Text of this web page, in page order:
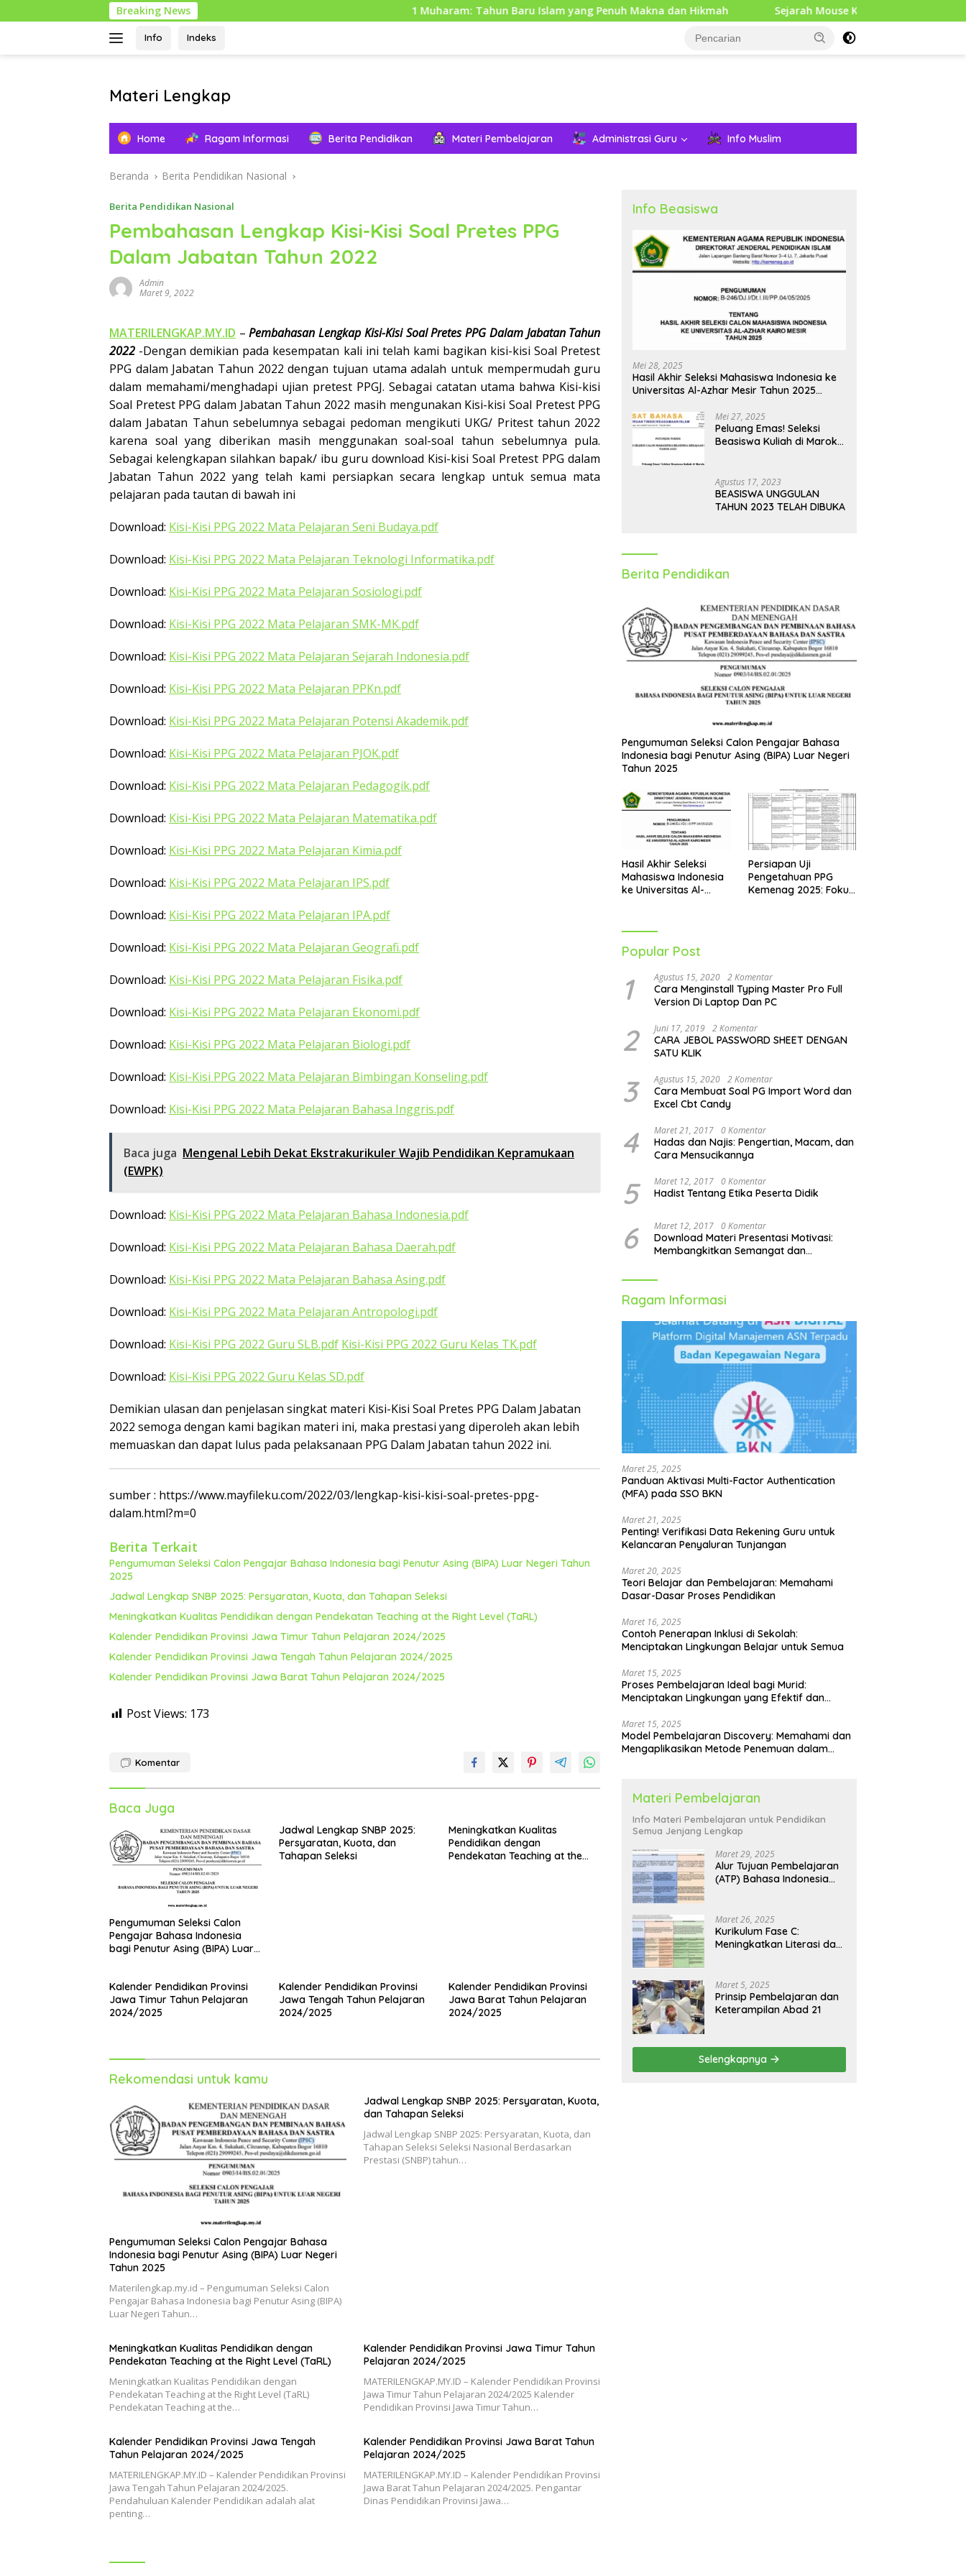
ke
Breaking News 1 Muharam: Tahun Baru Islam yang Penuh Makna dan Hikmah Sejarah Mouse Komputer: Dari Penemuan Awal
Info Indeks
Materi Lengkap
Pendidikan
Lengkap
Home Ragam Informasi Berita Pendidikan Materi Pembelajaran Administrasi Guru Info Muslim
Beranda Berita Pendidikan Nasional
Berita Pendidikan Nasional
Pembahasan Lengkap Kisi-Kisi Soal Pretes PPG
Dalam Jabatan Tahun 2022
Admin
Maret 9, 2022
MATERILENGKAP.MY.ID –Pembahasan Lengkap Kisi-Kisi Soal Pretes PPG Dalam Jabatan Tahun
2022 -Dengan demikian pada kesempatan kali ini telah kami bagikan kisi-kisi Soal Pretest
PPG dalam Jabatan Tahun 2022 dengan tujuan utama adalah untuk mempermudah guru
dalam memahami/menghadapi ujian pretest PPGJ. Sebagai catatan utama bahwa Kisi-kisi
Soal Pretest PPG dalam Jabatan Tahun 2022 masih mengunakan Kisi-kisi Soal Pretest PPG
dalam Jabatan Tahun sebelumnya sebagai pedoman mengikuti UKG/ Pritest tahun 2022
karena soal yang diberikan masih menggunakan soal-soal tahun sebelumnya pula.
Sebagai kelengkapan silahkan bapak/ ibu guru download Kisi-kisi Soal Pretest PPG dalam
Jabatan Tahun 2022 yang telah kami persiapkan secara lengkap untuk semua mata
pelajaran pada tautan di bawah ini
Download: Kisi-Kisi PPG 2022 Mata Pelajaran Seni Budaya.pdf
Download: Kisi-Kisi PPG 2022 Mata Pelajaran Teknologi Informatika.pdf
Download: Kisi-Kisi PPG 2022 Mata Pelajaran Sosiologi.pdf
Download: Kisi-Kisi PPG 2022 Mata Pelajaran SMK-MK.pdf
Download: Kisi-Kisi PPG 2022 Mata Pelajaran Sejarah Indonesia.pdf
Download: Kisi-Kisi PPG 2022 Mata Pelajaran PPKn.pdf
Download: Kisi-Kisi PPG 2022 Mata Pelajaran Potensi Akademik.pdf
Download: Kisi-Kisi PPG 2022 Mata Pelajaran PJOK.pdf
Download: Kisi-Kisi PPG 2022 Mata Pelajaran Pedagogik.pdf
Download: Kisi-Kisi PPG 2022 Mata Pelajaran Matematika.pdf
Download: Kisi-Kisi PPG 2022 Mata Pelajaran Kimia.pdf
Download: Kisi-Kisi PPG 2022 Mata Pelajaran IPS.pdf
Download: Kisi-Kisi PPG 2022 Mata Pelajaran IPA.pdf
Download: Kisi-Kisi PPG 2022 Mata Pelajaran Geografi.pdf
Download: Kisi-Kisi PPG 2022 Mata Pelajaran Fisika.pdf
Download: Kisi-Kisi PPG 2022 Mata Pelajaran Ekonomi.pdf
Download: Kisi-Kisi PPG 2022 Mata Pelajaran Biologi.pdf
Download: Kisi-Kisi PPG 2022 Mata Pelajaran Bimbingan Konseling.pdf
Download: Kisi-Kisi PPG 2022 Mata Pelajaran Bahasa Inggris.pdf
Baca juga Mengenal Lebih Dekat Ekstrakurikuler Wajib Pendidikan Kepramukaan
(EWPK)
Download: Kisi-Kisi PPG 2022 Mata Pelajaran Bahasa Indonesia.pdf
Download: Kisi-Kisi PPG 2022 Mata Pelajaran Bahasa Daerah.pdf
Download: Kisi-Kisi PPG 2022 Mata Pelajaran Bahasa Asing.pdf
Download: Kisi-Kisi PPG 2022 Mata Pelajaran Antropologi.pdf
Download: Kisi-Kisi PPG 2022 Guru SLB.pdf Kisi-Kisi PPG 2022 Guru Kelas TK.pdf
Download: Kisi-Kisi PPG 2022 Guru Kelas SD.pdf
Demikian ulasan dan penjelasan singkat materi Kisi-Kisi Soal Pretes PPG Dalam Jabatan
2022 semoga dengan kami bagikan materi ini, maka prestasi yang diperoleh akan lebih
memuaskan dan dapat lulus pada pelaksanaan PPG Dalam Jabatan tahun 2022 ini.
sumber : https://www.mayfileku.com/2022/03/lengkap-kisi-kisi-soal-pretes-ppg-
dalam.html?m=0
Berita Terkait
Pengumuman Seleksi Calon Pengajar Bahasa Indonesia bagi Penutur Asing (BIPA) Luar Negeri Tahun
2025
Jadwal Lengkap SNBP 2025: Persyaratan, Kuota, dan Tahapan Seleksi
Meningkatkan Kualitas Pendidikan dengan Pendekatan Teaching at the Right Level (TaRL)
Kalender Pendidikan Provinsi Jawa Timur Tahun Pelajaran 2024/2025
Kalender Pendidikan Provinsi Jawa Tengah Tahun Pelajaran 2024/2025
Kalender Pendidikan Provinsi Jawa Barat Tahun Pelajaran 2024/2025
Post Views: 173
Komentar
Baca Juga
Pengumuman Seleksi Calon
Pengajar Bahasa Indonesia
bagi Penutur Asing (BIPA) Luar
Jadwal Lengkap SNBP 2025:
Persyaratan, Kuota, dan
Tahapan Seleksi
Meningkatkan Kualitas
Pendidikan dengan
Pendekatan Teaching at the
Kalender Pendidikan Provinsi
Jawa Timur Tahun Pelajaran
2024/2025
Kalender Pendidikan Provinsi
Jawa Tengah Tahun Pelajaran
2024/2025
Kalender Pendidikan Provinsi
Jawa Barat Tahun Pelajaran
2024/2025
Rekomendasi untuk kamu
Pengumuman Seleksi Calon Pengajar Bahasa
Indonesia bagi Penutur Asing (BIPA) Luar Negeri
Tahun 2025
Materilengkap.my.id – Pengumuman Seleksi Calon
Pengajar Bahasa Indonesia bagi Penutur Asing (BIPA)
Luar Negeri Tahun…
Jadwal Lengkap SNBP 2025: Persyaratan, Kuota,
dan Tahapan Seleksi
Jadwal Lengkap SNBP 2025: Persyaratan, Kuota, dan
Tahapan Seleksi Seleksi Nasional Berdasarkan
Prestasi (SNBP) tahun…
Meningkatkan Kualitas Pendidikan dengan
Pendekatan Teaching at the Right Level (TaRL)
Meningkatkan Kualitas Pendidikan dengan
Pendekatan Teaching at the Right Level (TaRL)
Pendekatan Teaching at the…
Kalender Pendidikan Provinsi Jawa Timur Tahun
Pelajaran 2024/2025
MATERILENGKAP.MY.ID – Kalender Pendidikan Provinsi
Jawa Timur Tahun Pelajaran 2024/2025 Kalender
Pendidikan Provinsi Jawa Timur Tahun…
Kalender Pendidikan Provinsi Jawa Tengah
Tahun Pelajaran 2024/2025
MATERILENGKAP.MY.ID – Kalender Pendidikan Provinsi
Jawa Tengah Tahun Pelajaran 2024/2025.
Pendahuluan Kalender Pendidikan adalah alat
penting…
Kalender Pendidikan Provinsi Jawa Barat Tahun
Pelajaran 2024/2025
MATERILENGKAP.MY.ID – Kalender Pendidikan Provinsi
Jawa Barat Tahun Pelajaran 2024/2025. Pengantar
Dinas Pendidikan Provinsi Jawa…
Info Beasiswa
Mei 28, 2025
Hasil Akhir Seleksi Mahasiswa Indonesia ke
Universitas Al-Azhar Mesir Tahun 2025
Mei 27, 2025
Peluang Emas! Seleksi
Beasiswa Kuliah di Maroko
Agustus 17, 2023
BEASISWA UNGGULAN
TAHUN 2023 TELAH DIBUKA
Berita Pendidikan
Pengumuman Seleksi Calon Pengajar Bahasa
Indonesia bagi Penutur Asing (BIPA) Luar Negeri
Tahun 2025
Hasil Akhir Seleksi
Mahasiswa Indonesia
ke Universitas Al-
Persiapan Uji
Pengetahuan PPG
Kemenag 2025: Fokus
Popular Post
1 Agustus 15, 2020 2 Komentar
Cara Menginstall Typing Master Pro Full
Version Di Laptop Dan PC
2 Juni 17, 2019 2 Komentar
CARA JEBOL PASSWORD SHEET DENGAN
SATU KLIK
3 Agustus 15, 2020 2 Komentar
Cara Membuat Soal PG Import Word dan
Excel Cbt Candy
4 Maret 21, 2017 0 Komentar
Hadas dan Najis: Pengertian, Macam, dan
Cara Mensucikannya
5 Maret 12, 2017 0 Komentar
Hadist Tentang Etika Peserta Didik
6 Maret 12, 2017 0 Komentar
Download Materi Presentasi Motivasi:
Membangkitkan Semangat dan
Ragam Informasi
Maret 25, 2025
Panduan Aktivasi Multi-Factor Authentication
(MFA) pada SSO BKN
Maret 21, 2025
Penting! Verifikasi Data Rekening Guru untuk
Kelancaran Penyaluran Tunjangan
Maret 20, 2025
Teori Belajar dan Pembelajaran: Memahami
Dasar-Dasar Proses Pendidikan
Maret 16, 2025
Contoh Penerapan Inklusi di Sekolah:
Menciptakan Lingkungan Belajar untuk Semua
Maret 15, 2025
Proses Pembelajaran Ideal bagi Murid:
Menciptakan Lingkungan yang Efektif dan
Maret 15, 2025
Model Pembelajaran Discovery: Memahami dan
Mengaplikasikan Metode Penemuan dalam
Materi Pembelajaran
Info Materi Pembelajaran untuk Pendidikan
Semua Jenjang Lengkap
Maret 29, 2025
Alur Tujuan Pembelajaran
(ATP) Bahasa Indonesia
Maret 26, 2025
Kurikulum Fase C:
Meningkatkan Literasi dan
Maret 5, 2025
Prinsip Pembelajaran dan
Keterampilan Abad 21
Selengkapnya